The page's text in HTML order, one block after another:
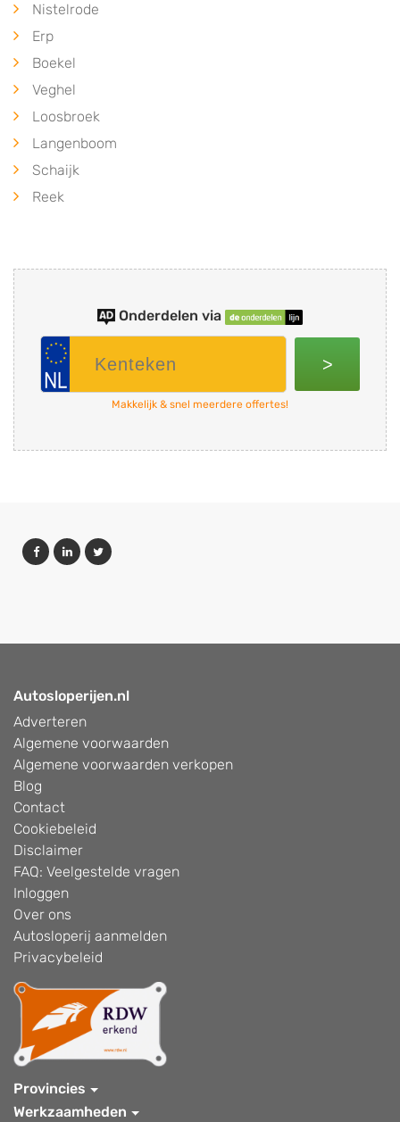
Nistelrode
Erp
Boekel
Veghel
Loosbroek
Langenboom
Schaijk
Reek
Onderdelen via
>
Makkelijk & snel meerdere offertes!
Autosloperijen.nl
Adverteren
Algemene voorwaarden
Algemene voorwaarden verkopen
Blog
Contact
Cookiebeleid
Disclaimer
FAQ: Veelgestelde vragen
Inloggen
Over ons
Autosloperij aanmelden
Privacybeleid
Provincies
Werkzaamheden